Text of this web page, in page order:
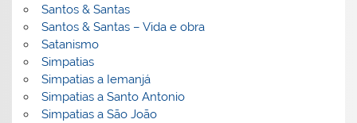
Santos & Santas
Santos & Santas – Vida e obra
Satanismo
Simpatias
Simpatias a Iemanjá
Simpatias a Santo Antonio
Simpatias a São João